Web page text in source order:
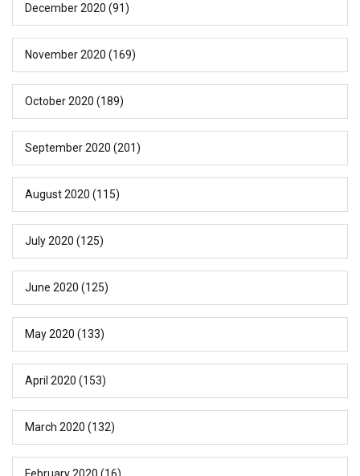
December 2020 (91)
November 2020 (169)
October 2020 (189)
September 2020 (201)
August 2020 (115)
July 2020 (125)
June 2020 (125)
May 2020 (133)
April 2020 (153)
March 2020 (132)
February 2020 (16)